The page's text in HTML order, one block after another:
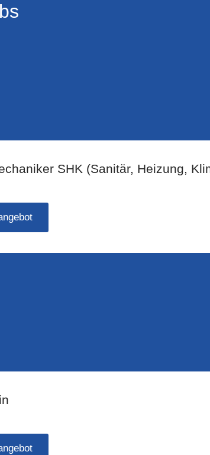
SHK (Sanitär, Heizung,